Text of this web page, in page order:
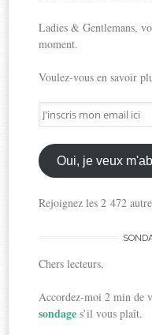
Ladies & Gentlemans,
moment.
Voulez-vous en savoir
J'inscris
mon
email
ici
Oui, je veux
Rejoignez les 2 472
Chers lecteurs,
Accordez-moi 2 min de
sondages’il vous plaît.